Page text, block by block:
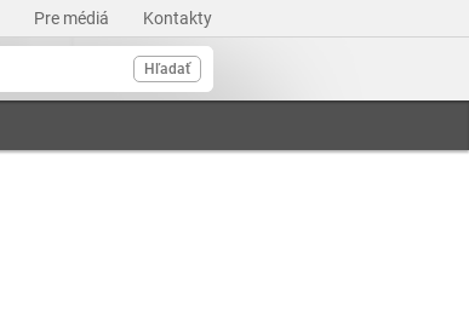
Pre médiá Kontakty
Hľadať